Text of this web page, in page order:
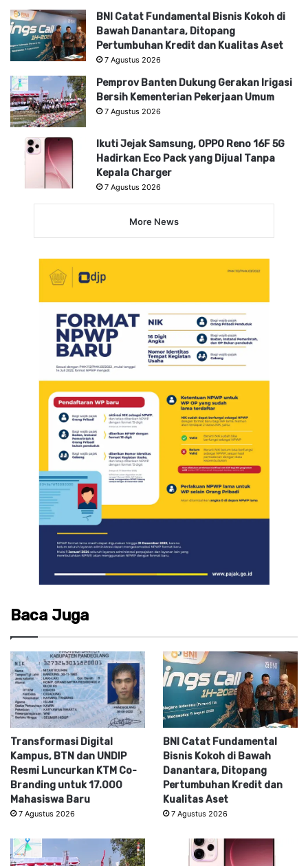
BNI Catat Fundamental Bisnis Kokoh di
Bawah Danantara, Ditopang
Pertumbuhan Kredit dan Kualitas Aset
7 Agustus 2026
Pemprov Banten Dukung Gerakan Irigasi
Bersih Kementerian Pekerjaan Umum
7 Agustus 2026
Ikuti Jejak Samsung, OPPO Reno 16F 5G
Hadirkan Eco Pack yang Dijual Tanpa
Kepala Charger
7 Agustus 2026
More News
Baca Juga
Transformasi Digital
Kampus, BTN dan UNDIP
Resmi Luncurkan KTM Co-
Branding untuk 17.000
Mahasiswa Baru
7 Agustus 2026
BNI Catat Fundamental
Bisnis Kokoh di Bawah
Danantara, Ditopang
Pertumbuhan Kredit dan
Kualitas Aset
7 Agustus 2026